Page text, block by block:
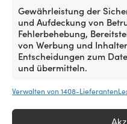
Gewährleistung der
und Aufdeckung von
Fehlerbehebung,
von Werbung und
Entscheidungen zum
und übermitteln.
Verwalten von 1408-Lieferanten
22,90€
MwSt. inkl.